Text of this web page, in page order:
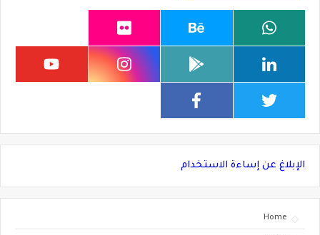
الإبلاغ عن إساءة الاستخدام
Home